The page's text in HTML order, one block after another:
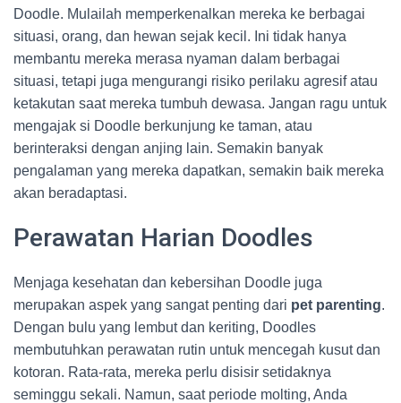
Doodle. Mulailah memperkenalkan mereka ke berbagai
situasi, orang, dan hewan sejak kecil. Ini tidak hanya
membantu mereka merasa nyaman dalam berbagai
situasi, tetapi juga mengurangi risiko perilaku agresif atau
ketakutan saat mereka tumbuh dewasa. Jangan ragu untuk
mengajak si Doodle berkunjung ke taman, atau
berinteraksi dengan anjing lain. Semakin banyak
pengalaman yang mereka dapatkan, semakin baik mereka
akan beradaptasi.
Perawatan Harian Doodles
Menjaga kesehatan dan kebersihan Doodle juga
merupakan aspek yang sangat penting dari pet parenting.
Dengan bulu yang lembut dan keriting, Doodles
membutuhkan perawatan rutin untuk mencegah kusut dan
kotoran. Rata-rata, mereka perlu disisir setidaknya
seminggu sekali. Namun, saat periode molting, Anda